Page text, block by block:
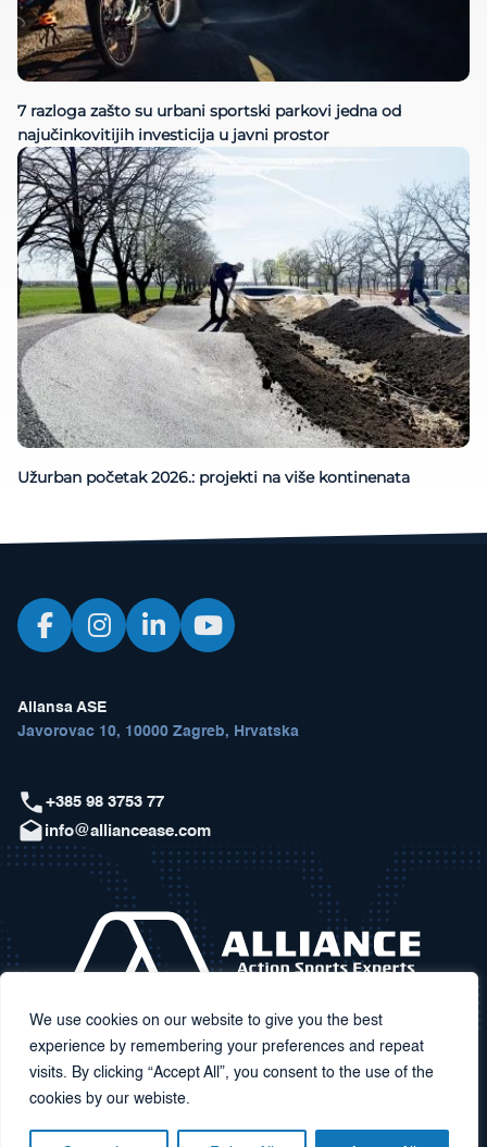
We use cookies on our website to give you the best
experience by remembering your preferences and repeat
visits. By clicking “Accept All”, you consent to the use of the
cookies by our webiste.
7 razloga zašto su urbani sportski parkovi jedna od
najučinkovitijih investicija u javni prostor
Užurban početak 2026.: projekti na više kontinenata
Aliansa ASE
Javorovac 10, 10000 Zagreb, Hrvatska
+385 98 3753 77
info@alliancease.com